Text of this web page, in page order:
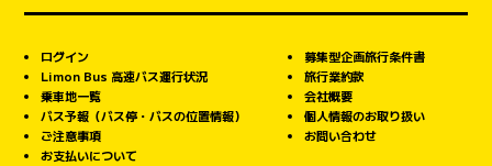
ログイン
Limon Bus 高速バス運行状況
乗車地一覧
バス予報（バス停・バスの位置情報）
ご注意事項
お支払いについて
募集型企画旅行条件書
旅行業約款
会社概要
個人情報のお取り扱い
お問い合わせ